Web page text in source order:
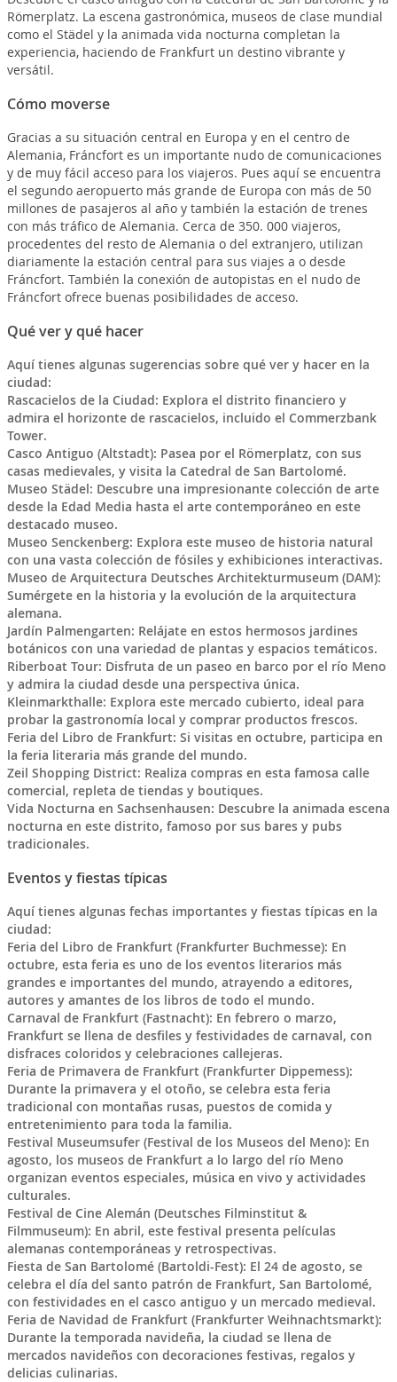
Römerplatz. La escena gastronómica, museos de clase mundial
como el Städel y la animada vida nocturna completan la
experiencia, haciendo de Frankfurt un destino vibrante y
versátil.
Cómo moverse
Gracias a su situación central en Europa y en el centro de
Alemania, Fráncfort es un importante nudo de comunicaciones
y de muy fácil acceso para los viajeros. Pues aquí se encuentra
el segundo aeropuerto más grande de Europa con más de 50
millones de pasajeros al año y también la estación de trenes
con más tráfico de Alemania. Cerca de 350. 000 viajeros,
procedentes del resto de Alemania o del extranjero, utilizan
diariamente la estación central para sus viajes a o desde
Fráncfort. También la conexión de autopistas en el nudo de
Fráncfort ofrece buenas posibilidades de acceso.
Qué ver y qué hacer
Aquí tienes algunas sugerencias sobre qué ver y hacer en la
ciudad:
Rascacielos de la Ciudad: Explora el distrito financiero y
admira el horizonte de rascacielos, incluido el Commerzbank
Tower.
Casco Antiguo (Altstadt): Pasea por el Römerplatz, con sus
casas medievales, y visita la Catedral de San Bartolomé.
Museo Städel: Descubre una impresionante colección de arte
desde la Edad Media hasta el arte contemporáneo en este
destacado museo.
Museo Senckenberg: Explora este museo de historia natural
con una vasta colección de fósiles y exhibiciones interactivas.
Museo de Arquitectura Deutsches Architekturmuseum (DAM):
Sumérgete en la historia y la evolución de la arquitectura
alemana.
Jardín Palmengarten: Relájate en estos hermosos jardines
botánicos con una variedad de plantas y espacios temáticos.
Riberboat Tour: Disfruta de un paseo en barco por el río Meno
y admira la ciudad desde una perspectiva única.
Kleinmarkthalle: Explora este mercado cubierto, ideal para
probar la gastronomía local y comprar productos frescos.
Feria del Libro de Frankfurt: Si visitas en octubre, participa en
la feria literaria más grande del mundo.
Zeil Shopping District: Realiza compras en esta famosa calle
comercial, repleta de tiendas y boutiques.
Vida Nocturna en Sachsenhausen: Descubre la animada escena
nocturna en este distrito, famoso por sus bares y pubs
tradicionales.
Eventos y fiestas típicas
Aquí tienes algunas fechas importantes y fiestas típicas en la
ciudad:
Feria del Libro de Frankfurt (Frankfurter Buchmesse): En
octubre, esta feria es uno de los eventos literarios más
grandes e importantes del mundo, atrayendo a editores,
autores y amantes de los libros de todo el mundo.
Carnaval de Frankfurt (Fastnacht): En febrero o marzo,
Frankfurt se llena de desfiles y festividades de carnaval, con
disfraces coloridos y celebraciones callejeras.
Feria de Primavera de Frankfurt (Frankfurter Dippemess):
Durante la primavera y el otoño, se celebra esta feria
tradicional con montañas rusas, puestos de comida y
entretenimiento para toda la familia.
Festival Museumsufer (Festival de los Museos del Meno): En
agosto, los museos de Frankfurt a lo largo del río Meno
organizan eventos especiales, música en vivo y actividades
culturales.
Festival de Cine Alemán (Deutsches Filminstitut &
Filmmuseum): En abril, este festival presenta películas
alemanas contemporáneas y retrospectivas.
Fiesta de San Bartolomé (Bartoldi-Fest): El 24 de agosto, se
celebra el día del santo patrón de Frankfurt, San Bartolomé,
con festividades en el casco antiguo y un mercado medieval.
Feria de Navidad de Frankfurt (Frankfurter Weihnachtsmarkt):
Durante la temporada navideña, la ciudad se llena de
mercados navideños con decoraciones festivas, regalos y
delicias culinarias.